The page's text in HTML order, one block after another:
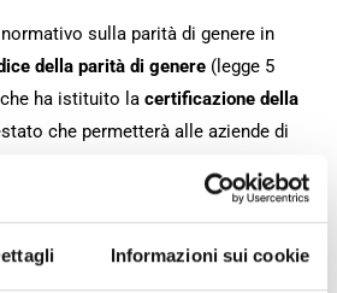
Informazioni sui cookie
sulla parità di genere in
della parità di genere (legge 5
ha istituito la certificazione della
che permetterà alle aziende di
e di un punteggio premiale per
Il Codice prevede anchel’obbligo di
sulla situazione del personale